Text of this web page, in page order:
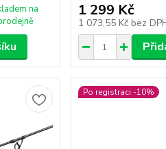
na
1 299 Kč
1 073,55 Kč bez
Po registraci -10%